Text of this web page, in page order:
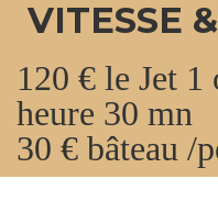
VITESSE
120 € le Jet 1
heure 30 mn
30 € bâteau /